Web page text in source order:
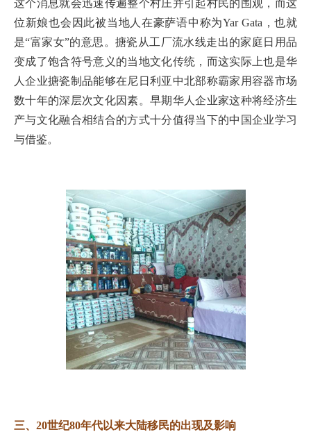
这个消息就会迅速传遍整个村庄并引起村民的围观，而这
位新娘也会因此被当地人在豪萨语中称为Yar Gata，也就
是“富家女”的意思。搪瓷从工厂流水线走出的家庭日用品
变成了饱含符号意义的当地文化传统，而这实际上也是华
人企业搪瓷制品能够在尼日利亚中北部称霸家用容器市场
数十年的深层次文化因素。早期华人企业家这种将经济生
产与文化融合相结合的方式十分值得当下的中国企业学习
与借鉴。
三、20世纪80年代以来大陆移民的出现及影响